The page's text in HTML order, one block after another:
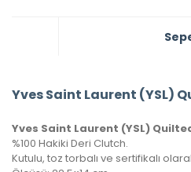
Yves Saint Laurent (YSL)
Yves Saint Laurent (YSL)
%100 Hakiki Deri Clutch.
Kutulu, toz torbalı ve sertifikalı